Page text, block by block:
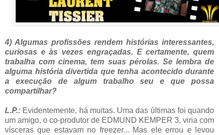
4) Algumas profissões rendem histórias interessantes,
curiosas e às vezes engraçadas. E certamente, quem
trabalha com cinema, tem suas pérolas. Se lembra de
alguma história divertida que tenha acontecido durante
a execução de algum trabalho seu e que possa
compartilhar?
L.P.: Evidentemente, há muitas. Uma das últimas foi quando
um amigo, o co-produtor de EDMUND KEMPER 3, viria com
vísceras que estavam no freezer... Mas ele errou e levou